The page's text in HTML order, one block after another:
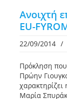
Ανοιχτή
EU-
22/09/2014 /
Πρόκληση που
Πρώην
Μαρία